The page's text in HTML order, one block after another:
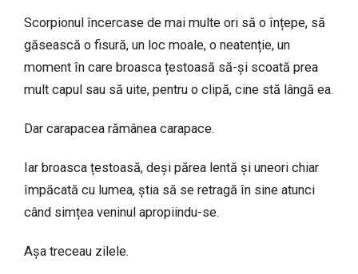
Scorpionul încercase de mai multe ori să o înțepe, să
găsească o fisură, un loc moale, o neatenție, un
moment în care broasca țestoasă să-și scoată prea
mult capul sau să uite, pentru o clipă, cine stă lângă ea.
Dar carapacea rămânea carapace.
Iar broasca țestoasă, deși părea lentă și uneori chiar
împăcată cu lumea, știa să se retragă în sine atunci
când simțea veninul apropiindu-se.
Așa treceau zilele.